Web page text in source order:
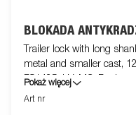
BLOKADA
Trailer lock with long
metal and smaller cast,
FS1425, LV, MC. For
Pokaż więcej
Art nr